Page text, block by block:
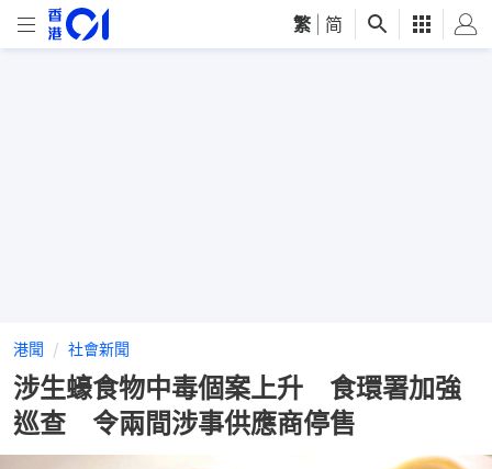
繁 简
港聞 社會新聞
涉生蠔食物中毒個案上升 食環署加強
巡查 令兩間涉事供應商停售